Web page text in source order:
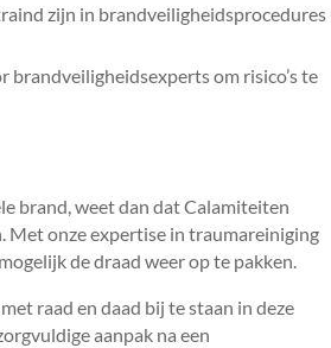
zijn in brandveiligheidsprocedures
om risico’s te
brand, weet dan dat Calamiteiten
Met onze expertise in traumareiniging
de draad weer op te pakken.​
raad en daad bij te staan in deze
aanpak na een